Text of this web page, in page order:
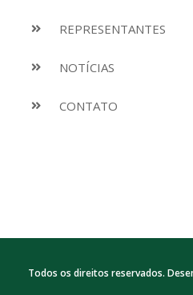
REPRESENTANTES
NOTÍCIAS
CONTATO
Todos os direitos reservados.